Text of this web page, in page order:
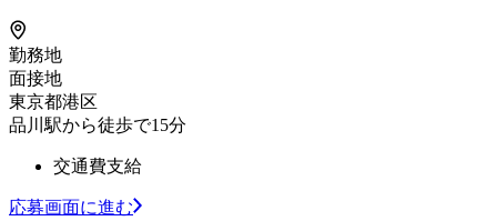
勤務地
面接地
東京都港区
品川駅から徒歩で15分
交通費支給
応募画面に進む